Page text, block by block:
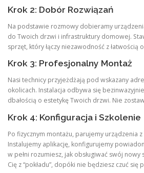
Krok 2: Dobór Rozwiązań
Na podstawie rozmowy dobieramy
do Twoich drzwi i infrastruktury domowej.
sprzęt, który łączy niezawodność z łatwością
Krok 3: Profesjonalny Montaż
Nasi technicy przyjeżdżają pod wskazany
okolicach. Instalacja odbywa się
dbałością o estetykę Twoich drzwi. Nie
Krok 4: Konfiguracja i Szkolenie
Po fizycznym montażu, parujemy urządzenia
Instalujemy aplikację, konfigurujemy
w pełni rozumiesz, jak obsługiwać swój nowy
Cię z “pokładu”, dopóki nie będziesz czuć się